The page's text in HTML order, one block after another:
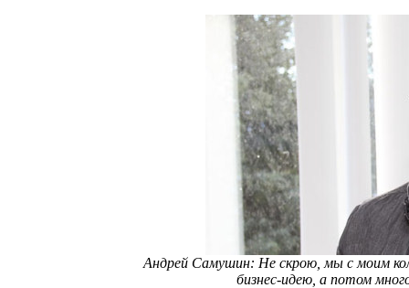
Андрей Самушин: Не скрою, мы с моим
бизнес-идею, а потом